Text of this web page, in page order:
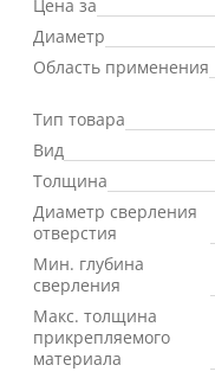
Цена за
Диаметр
Область применения
Тип товара
Вид
Толщина
Диаметр сверления
отверстия
Мин. глубина
сверления
Макс. толщина
прикрепляемого
материала